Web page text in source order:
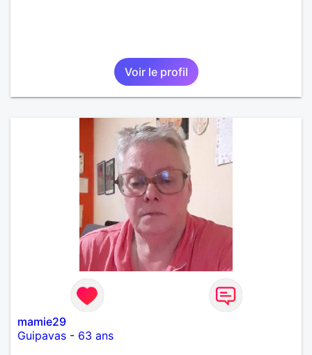
Voir le profil
mamie29
Guipavas - 63 ans